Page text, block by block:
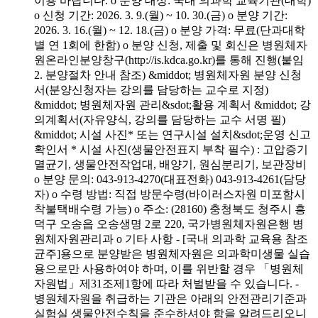
o 신청 기간: 2026. 3. 9.(월) ~ 10. 30.(금) o 분양 기간:
2026. 3. 16.(월) ~ 12. 18.(금) o 분양 가격: 무료(단과대학
별 연 1회에 한함) o 분양 신청, 제출 및 회신은 병원체자
원온라인분양창구(http://is.kdca.go.kr)를 통해 진행(붙임
2. 분양절차 안내 참조) &middot; 병원체자원 분양 신청
서(분양신청자는 강의를 담당하는 교수로 지정)
&middot; 병원체자원 관리&sdot;활용 계획서 &middot; 강
의계획서(자유양식, 강의를 담당하는 교수 서명 필)
&middot; 시설 사진* 또는 연구시설 설치&sdot;운영 신고
확인서 * 시설 사진(생물안전표지 부착 필수) : 고압증기
멸균기, 생물안전작업대, 배양기, 원심분리기, 보관장비
o 분양 문의: 043-913-4270(대표전화) 043-913-4261(담당
자) o 수령 방법: 직접 방문수령(바이러스자원 미포함시
착불택배수령 가능) o 주소: (28160) 충청북도 청주시 흥
덕구 오송읍 오송생명 2로 220, 국가병원체자원은행 병
원체자원관리과 o 기타 사항 - [국내 의과학 교육용 참조
균주]용으로 분양받은 병원체자원은 의과학미생물 실습
용으로만 사용하여야 하며, 이를 위반할 경우 「병원체
자원법」제31조제1항에 따라 처벌받을 수 있습니다. -
병원체자원을 취급하는 기관은 아래의 안전관리기준과
실험실 생물안전수칙을 준수하셔야 함을 알려드리오니